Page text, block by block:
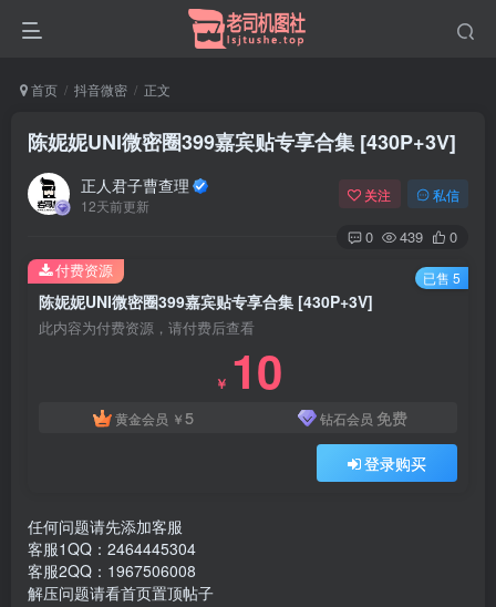
首页 抖音微密 正文
陈妮妮UNI微密圈399嘉宾贴专享合集 [430P+3V]
正人君子曹查理
12天前更新
关注 私信
0 439 0
陈妮妮UNI微密圈399嘉宾贴专享合集 [430P+3V]
此内容为付费资源，请付费后查看
￥ 10
黄金会员 ￥5 钻石会员 免费
登录购买
付费资源 已售 5
任何问题请先添加客服
客服1QQ：2464445304
客服2QQ：1967506008
解压问题请看首页置顶帖子